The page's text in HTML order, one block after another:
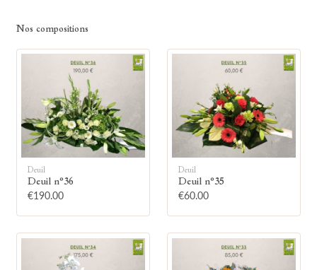
Allumez une bougie
Montrez votre soutien à la famille en
allumant symboliquement une bougie.
Votre prénom
Votre nom
Nos compositions
Deuil
Deuil n°36
€190.00
Deuil
Deuil n°35
€60.00